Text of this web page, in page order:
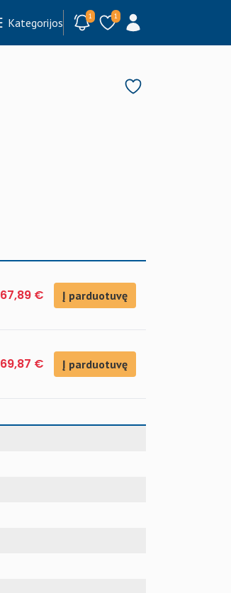
Kategorijos 1 1
67,89 € Į parduotuvę
69,87 € Į parduotuvę